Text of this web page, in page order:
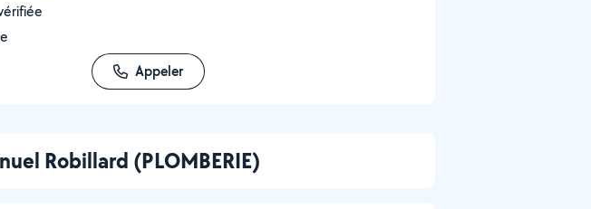
Appeler
Robillard (PLOMBERIE)